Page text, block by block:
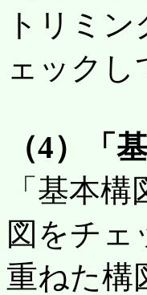
トリミ
ェックし
（4）「
「基本
図をチェ
重ねた構